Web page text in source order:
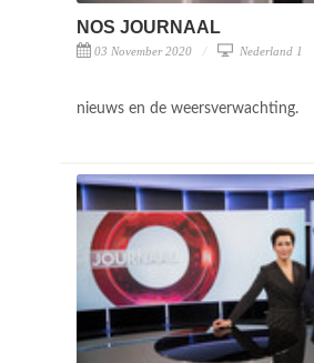
NOS JOURNAAL
03 November 2020 Nederland 1
nieuws en de weersverwachting.